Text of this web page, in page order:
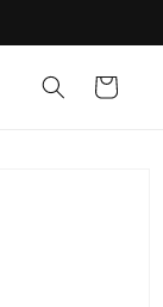
Carrello